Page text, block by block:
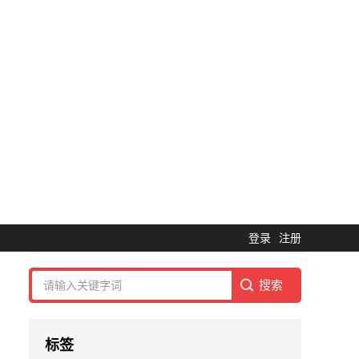
登录 注册
标签